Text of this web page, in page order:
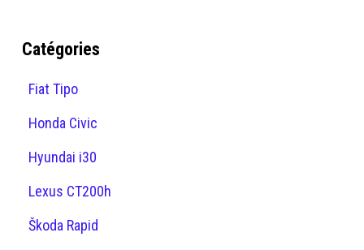
Catégories
Fiat Tipo
Honda Civic
Hyundai i30
Lexus CT200h
Škoda Rapid